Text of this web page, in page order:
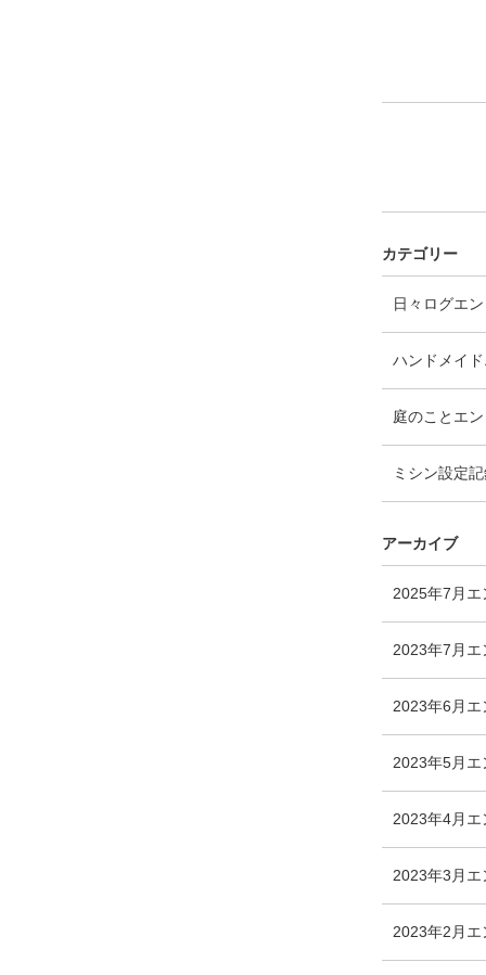
カテゴリー
日々ログエ
ハンドメイド
庭のこと エ
ミシン設定
アーカイブ
2025年7月 エ
2023年7月 エ
2023年6月 エ
2023年5月 エ
2023年4月 エ
2023年3月 エ
2023年2月 エ